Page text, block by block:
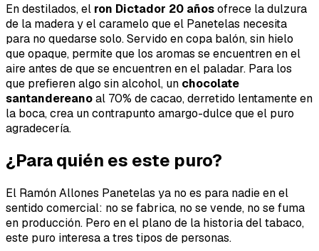
En destilados, el ron Dictador 20 añosofrece la dulzura
de la madera y el caramelo que el Panetelas necesita
para no quedarse solo. Servido en copa balón, sin hielo
que opaque, permite que los aromas se encuentren en el
aire antes de que se encuentren en el paladar. Para los
que prefieren algo sin alcohol, un chocolate
santandereanoal 70% de cacao, derretido lentamente en
la boca, crea un contrapunto amargo-dulce que el puro
agradecería.
¿Para quién es este puro?
El Ramón Allones Panetelas ya no es para nadie en el
sentido comercial: no se fabrica, no se vende, no se fuma
en producción. Pero en el plano de la historia del tabaco,
este puro interesa a tres tipos de personas.